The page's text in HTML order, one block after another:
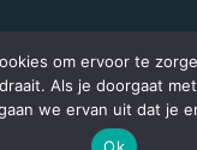
Vergelijken. All
om ervoor te
Als je doorgaat
we ervan uit dat je
Ok